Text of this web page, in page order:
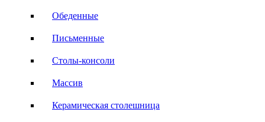
Обеденные
Письменные
Столы-консоли
Массив
Керамическая столешница